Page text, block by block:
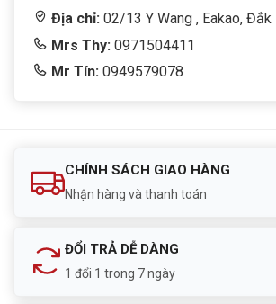
Địa chỉ: 02/13 Y Wang , Eakao, Đắk
Mrs Thy: 0971504411
Mr Tín: 0949579078
CHÍNH SÁCH GIAO HÀNG
Nhận hàng và thanh toán
ĐỔI TRẢ DỄ DÀNG
1 đổi 1 trong 7 ngày